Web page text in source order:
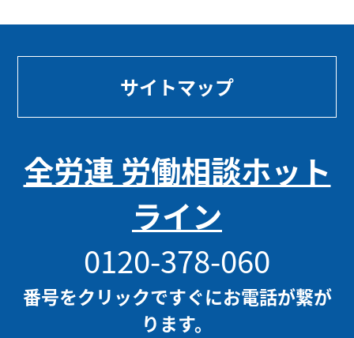
サイトマップ
全労連 労働相談ホット
ライン
0120-378-060
番号をクリックですぐにお電話が繋が
ります。